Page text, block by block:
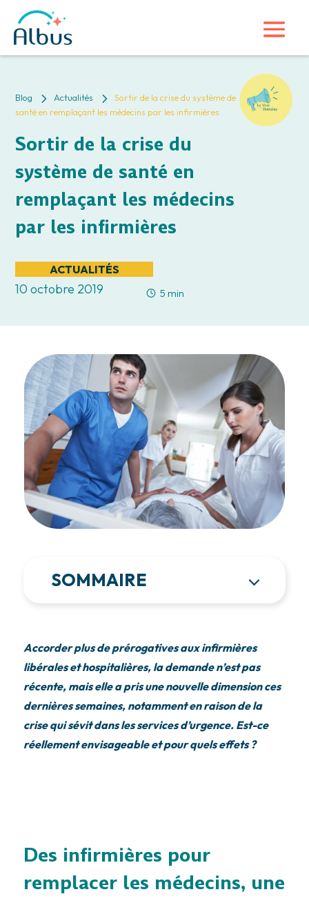
Blog 5 Actualités 5
Sortir de la crise du système de
santé en remplaçant les médecins par les infirmières
Sortir de la crise du
système de santé en
remplaçant les médecins
par les infirmières
ACTUALITÉS
10 octobre 2019 5 min
SOMMAIRE
Accorder plus de prérogatives aux infirmières
libérales et hospitalières, la demande n’est pas
récente, mais elle a pris une nouvelle dimension ces
dernières semaines, notamment en raison de la
crise qui sévit dans les services d’urgence. Est-ce
réellement envisageable et pour quels effets ?
Des infirmières pour
remplacer les médecins, une